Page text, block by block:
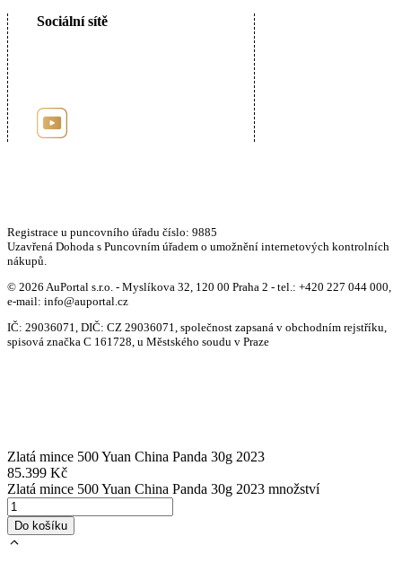
Sociální sítě
Registrace u puncovního úřadu číslo: 9885
Uzavřená Dohoda s Puncovním úřadem o umožnění internetových kontrolních
nákupů.
© 2026 AuPortal s.r.o. - Myslíkova 32, 120 00 Praha 2 - tel.: +420 227 044 000,
e-mail: info@auportal.cz
IČ: 29036071, DIČ: CZ 29036071, společnost zapsaná v obchodním rejstříku,
spisová značka C 161728, u Městského soudu v Praze
Zlatá mince 500 Yuan China Panda 30g 2023
85.399 Kč
Zlatá mince 500 Yuan China Panda 30g 2023 množství
Do košíku